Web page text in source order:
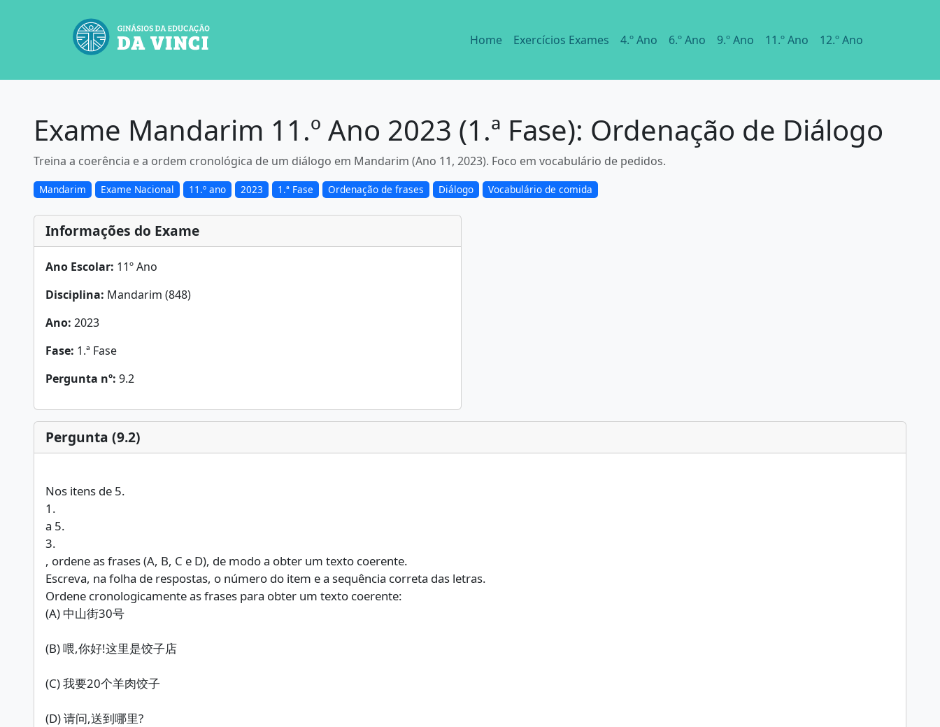
Home Exercícios Exames 4.º Ano 6.º Ano 9.º Ano 11.º Ano 12.º Ano
Exame Mandarim 11.º Ano 2023 (1.ª Fase): Ordenação de Diálogo
Treina a coerência e a ordem cronológica de um diálogo em Mandarim (Ano 11, 2023). Foco em vocabulário de pedidos.
Mandarim Exame Nacional 11.º ano 2023 1.ª Fase Ordenação de frases Diálogo Vocabulário de comida
Informações do Exame
Ano Escolar: 11º Ano
Disciplina: Mandarim (848)
Ano: 2023
Fase: 1.ª Fase
Pergunta nº: 9.2
Pergunta (9.2)
Nos itens de 5.
1.
a 5.
3.
, ordene as frases (A, B, C e D), de modo a obter um texto coerente.
Escreva, na folha de respostas, o número do item e a sequência correta das letras.
Ordene cronologicamente as frases para obter um texto coerente:
(A) 中山街30号
(B) 喂,你好!这里是饺子店
(C) 我要20个羊肉饺子
(D) 请问,送到哪里?